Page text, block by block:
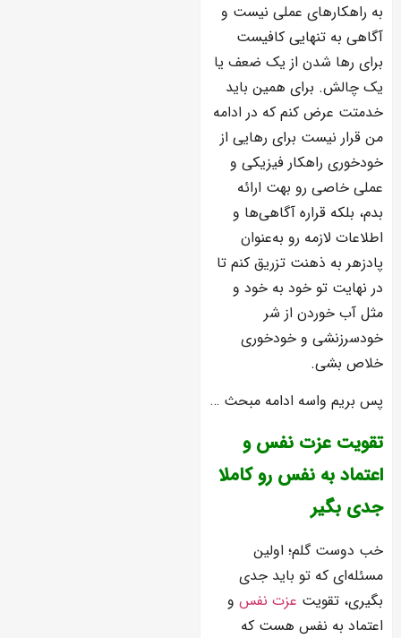
به راهکارهای عملی نیست و
آگاهی به تنهایی کافیست
برای رها شدن از یک ضعف یا
یک چالش. برای همین باید
خدمتت عرض کنم که در ادامه
من قرار نیست برای رهایی از
خودخوری راهکار فیزیکی و
عملی خاصی رو بهت ارائه
بدم، بلکه قراره آگاهی‌ها و
اطلاعات لازمه رو به‌عنوان
پادزهر به ذهنت تزریق کنم تا
در نهایت تو خود به خود و
مثل آب خوردن از شر
خودسرزنشی و خودخوری
خلاص بشی.
پس بریم واسه ادامه مبحث …
تقویت عزت نفس و
اعتماد به نفس رو کاملا
جدی بگیر
خب دوست گلم؛ اولین
مسئله‌ای که تو باید جدی
بگیری، تقویت عزت نفس و
اعتماد به نفس هست که